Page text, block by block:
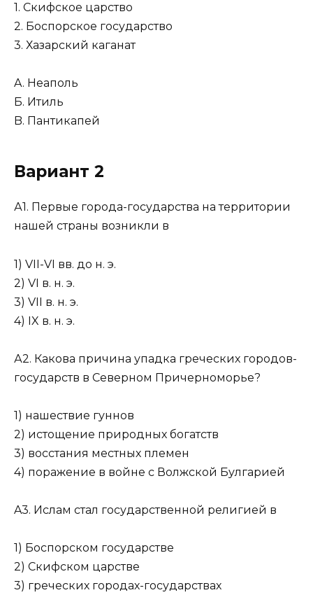
1. Скифское царство
2. Боспорское государство
3. Хазарский каганат
A. Неаполь
Б. Итиль
B. Пантикапей
Вариант 2
А1. Первые города-государства на территории
нашей страны возникли в
1) VII-VІ вв. до н. э.
2) VI в. н. э.
3) VII в. н. э.
4) IX в. н. э.
А2. Какова причина упадка греческих городов-
государств в Северном Причерноморье?
1) нашествие гуннов
2) истощение природных богатств
3) восстания местных племен
4) поражение в войне с Волжской Булгарией
A3. Ислам стал государственной религией в
1) Боспорском государстве
2) Скифском царстве
3) греческих городах-государствах